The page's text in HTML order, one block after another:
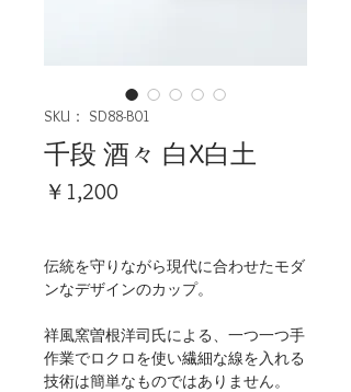
SKU： SD88-B01
千段 酒々 白X白土
￥1,200
伝統を守りながら現代に合わせたモダ
ンなデザインのカップ。
祥風窯曽根洋司氏による、一つ一つ手
作業でロクロを使い繊細な線を入れる
技術は簡単なものではありません。